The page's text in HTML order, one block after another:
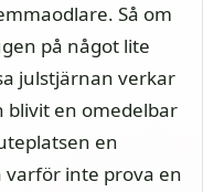
Så om
på något lite
julstjärnan verkar
blivit en omedelbar
en
varför inte prova en